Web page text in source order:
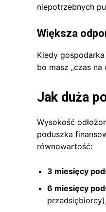
niepotrzebnych
Większa
Kiedy
bo masz „czas na
Jak duża
Wysokość
poduszka
równowartość:
3 miesięcy
6 miesięcy